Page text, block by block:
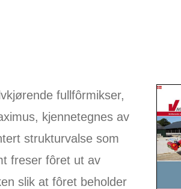
fullfôrmikser,
kjennetegnes av
strukturvalse som
freser fôret ut av
slik at fôret beholder